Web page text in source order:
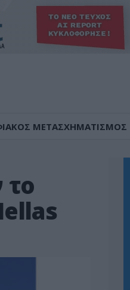
ΜΕΤΑΣΧΗΜΑΤΙΣΜΟΣ